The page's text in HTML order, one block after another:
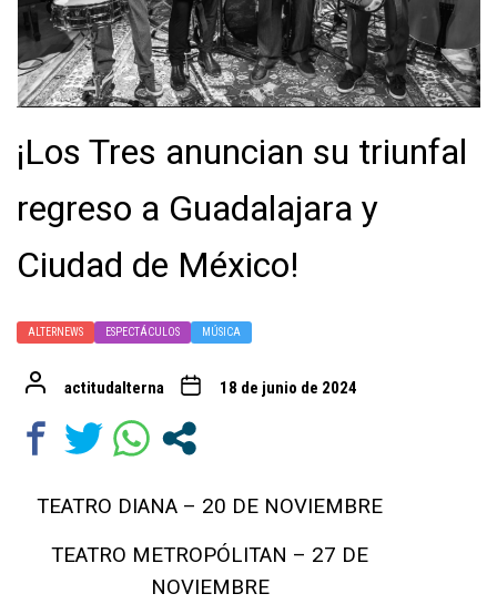
¡Los Tres anuncian su triunfal
regreso a Guadalajara y
Ciudad de México!
ALTERNEWS ESPECTÁCULOS MÚSICA
actitudalterna 18 de junio de 2024
TEATRO DIANA – 20 DE NOVIEMBRE
TEATRO METROPÓLITAN – 27 DE
NOVIEMBRE